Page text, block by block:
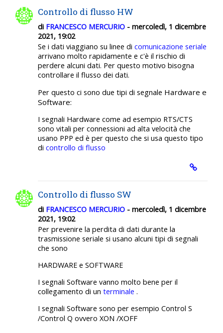
Controllo di flusso HW
di FRANCESCO MERCURIO - mercoledì, 1 dicembre
2021, 19:02
Se i dati viaggiano su linee di comunicazione seriale
arrivano molto rapidamente e c'è il rischio di
perdere alcuni dati. Per questo motivo bisogna
controllare il flusso dei dati.
Per questo ci sono due tipi di segnale Hardware e
Software:
I segnali Hardware come ad esempio RTS/CTS
sono vitali per connessioni ad alta velocità che
usano PPP ed è per questo che si usa questo tipo
di controllo di flusso
Controllo di flusso SW
di FRANCESCO MERCURIO - mercoledì, 1 dicembre
2021, 19:02
Per prevenire la perdita di dati durante la
trasmissione seriale si usano alcuni tipi di segnali
che sono
HARDWARE e SOFTWARE
I segnali Software vanno molto bene per il
collegamento di un terminale .
I segnali Software sono per esempio Control S
/Control Q ovvero XON /XOFF